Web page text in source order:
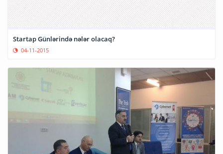
Startap Günlərində nələr olacaq?
04-11-2015